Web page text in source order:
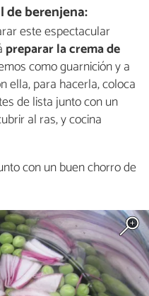
de berenjena:
este espectacular
preparar la crema de
como guarnición y a
ella, para hacerla, coloca
de lista junto con un
al ras, y cocina
con un buen chorro de